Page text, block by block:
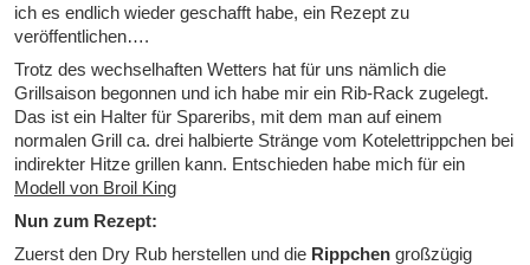
ich es endlich wieder geschafft habe, ein Rezept zu
veröffentlichen….
Trotz des wechselhaften Wetters hat für uns nämlich die
Grillsaison begonnen und ich habe mir ein Rib-Rack zugelegt.
Das ist ein Halter für Spareribs, mit dem man auf einem
normalen Grill ca. drei halbierte Stränge vom Kotelettrippchen bei
indirekter Hitze grillen kann. Entschieden habe mich für ein
Modell von Broil King
Nun zum Rezept:
Zuerst den Dry Rub herstellen und die Rippchen großzügig